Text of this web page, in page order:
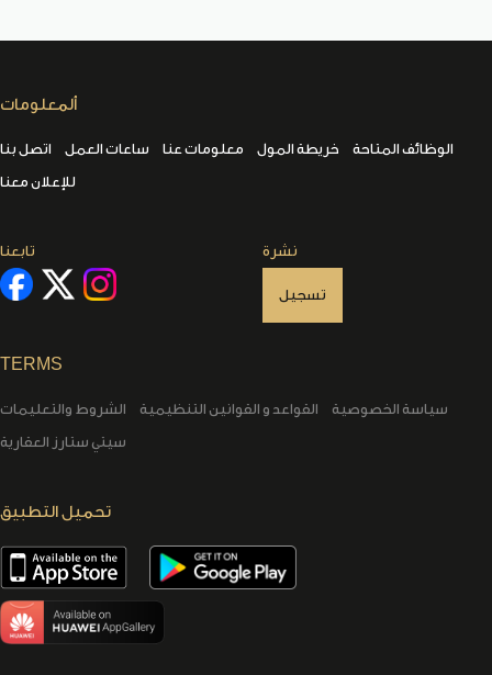
ألمعلومات
اتصل بنا ساعات العمل معلومات عنا خريطة المول
الوظائف المتاحة
للإعلان معنا
تابعنا نشرة
تسجيل
TERMS
الشروط والتعليمات القواعد و القوانين التنظيمية
سياسة الخصوصية
سيتي ستارز العقارية
تحميل التطبيق